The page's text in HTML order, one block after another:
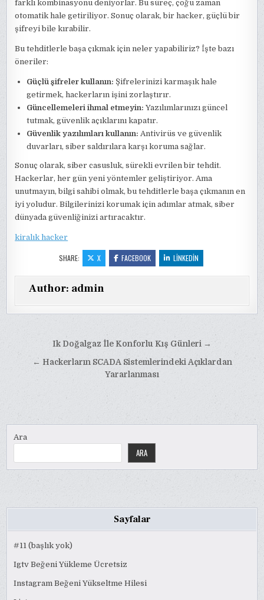
farklı kombinasyonu deniyorlar. Bu süreç, çoğu zaman
otomatik hale getiriliyor. Sonuç olarak, bir hacker, güçlü bir
şifreyi bile kırabilir.
Bu tehditlerle başa çıkmak için neler yapabiliriz? İşte bazı
öneriler:
Güçlü şifreler kullanın: Şifrelerinizi karmaşık hale
getirmek, hackerların işini zorlaştırır.
Güncellemeleri ihmal etmeyin: Yazılımlarınızı güncel
tutmak, güvenlik açıklarını kapatır.
Güvenlik yazılımları kullanın: Antivirüs ve güvenlik
duvarları, siber saldırılara karşı koruma sağlar.
Sonuç olarak, siber casusluk, sürekli evrilen bir tehdit.
Hackerlar, her gün yeni yöntemler geliştiriyor. Ama
unutmayın, bilgi sahibi olmak, bu tehditlerle başa çıkmanın en
iyi yoludur. Bilgilerinizi korumak için adımlar atmak, siber
dünyada güvenliğinizi artıracaktır.
kiralık hacker
SHARE: X FACEBOOK LINKEDIN
Author: admin
gezinmesi
Ik Doğalgaz İle Konforlu Kış Günleri →
← Hackerların SCADA Sistemlerindeki Açıklardan
Yararlanması
Ara
ARA
Sayfalar
#11 (başlık yok)
Igtv Beğeni Yükleme Ücretsiz
Instagram Beğeni Yükseltme Hilesi